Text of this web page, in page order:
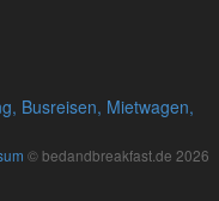
© bedandbreakfast.de 2026